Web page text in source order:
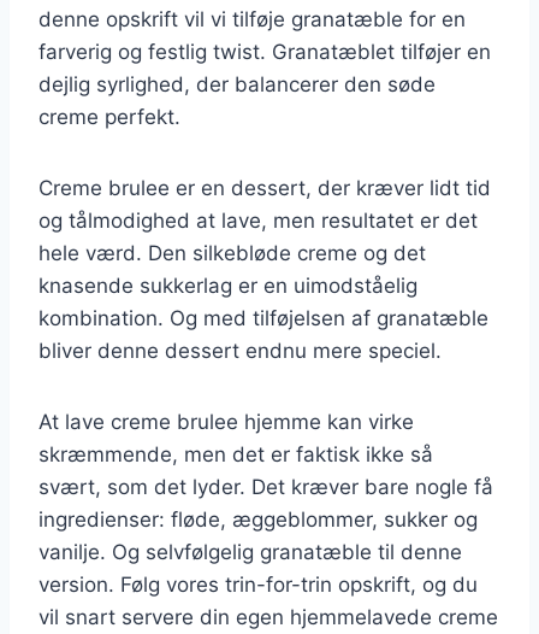
denne opskrift vil vi tilføje granatæble for en
farverig og festlig twist. Granatæblet tilføjer en
dejlig syrlighed, der balancerer den søde
creme perfekt.
Creme brulee er en dessert, der kræver lidt tid
og tålmodighed at lave, men resultatet er det
hele værd. Den silkebløde creme og det
knasende sukkerlag er en uimodståelig
kombination. Og med tilføjelsen af granatæble
bliver denne dessert endnu mere speciel.
At lave creme brulee hjemme kan virke
skræmmende, men det er faktisk ikke så
svært, som det lyder. Det kræver bare nogle få
ingredienser: fløde, æggeblommer, sukker og
vanilje. Og selvfølgelig granatæble til denne
version. Følg vores trin-for-trin opskrift, og du
vil snart servere din egen hjemmelavede creme